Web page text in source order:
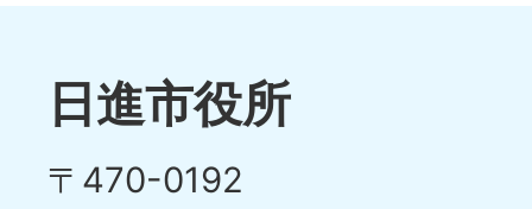
日進市役所
〒470-0192